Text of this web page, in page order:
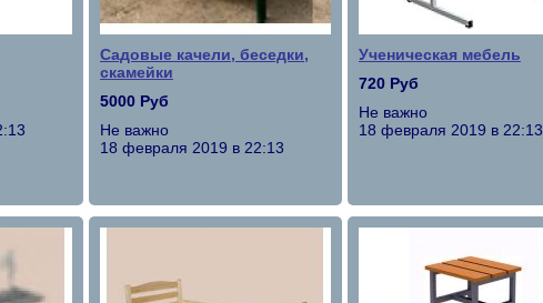
Садовые качели, беседки,
скамейки
5000 Руб
Не важно
18 февраля 2019 в 22:13
Ученическая мебель
720 Руб
Не важно
18 февраля 2019 в 22:13